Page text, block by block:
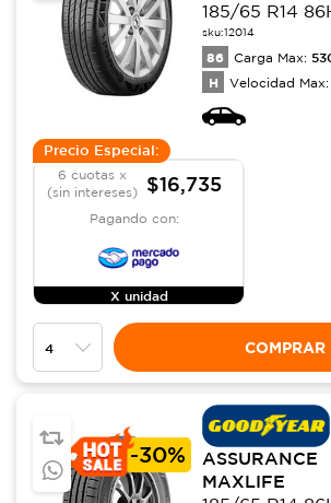
185/65 R14
sku:12014
86 Carga Max:
H Velocidad Max:
Precio Especial:
6 cuotas x
(sin intereses)
$16,735
Pagando con:
X unidad
COMPRAR
-30%
ASSURANCE
MAXLIFE